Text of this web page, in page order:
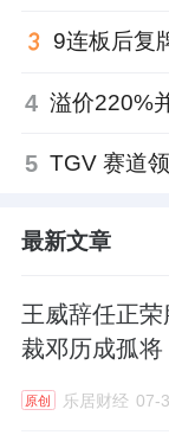
网络。赵艳
考：“如果这
我们希望他在
荣誉背后：十
届“最美物业
雁塔区住房和
4
5
最新文章
王威辞任正
裁邓历成孤将
原创 乐居财经 07-